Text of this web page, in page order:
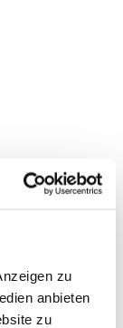
zu
anbieten
zu
sich,